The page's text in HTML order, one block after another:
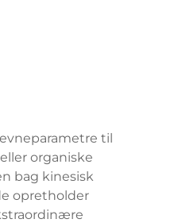
til
organiske
bag kinesisk
opretholder